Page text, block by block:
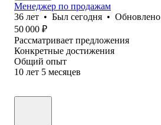
Менеджер по продажам
36 лет • Был сегодня • Обновлено
50 000 ₽
Рассматривает предложения
Конкретные достижения
Общий опыт
10 лет 5 месяцев